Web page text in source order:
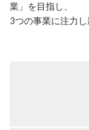
業」を目指し、
3つの事業に注力
★BPO支援事業